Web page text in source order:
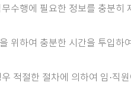
수행에 필요한 정보를 충분히
위하여 충분한 시간을 투입
적절한 절차에 의하여 임·직